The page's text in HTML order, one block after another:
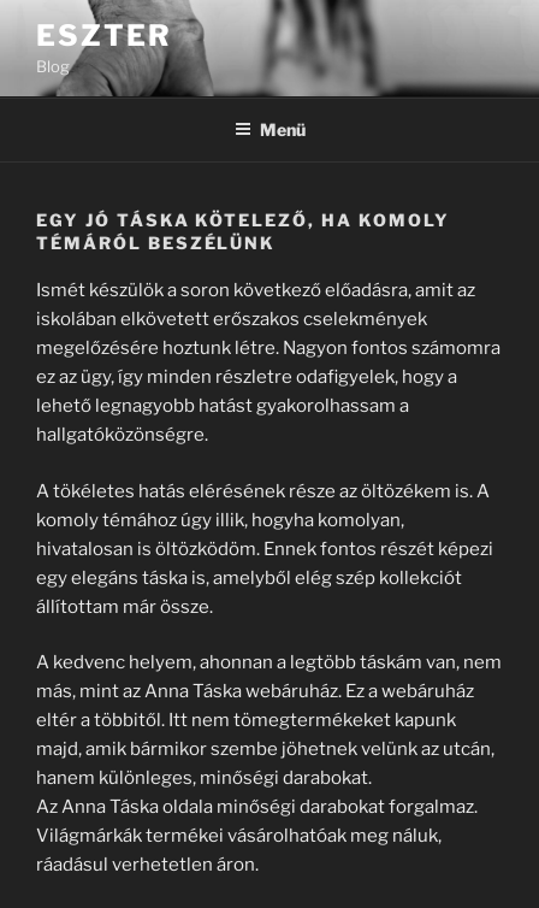
Tartalomhoz
ESZTER
Blog
Menü
EGY JÓ TÁSKA KÖTELEZŐ, HA KOMOLY
TÉMÁRÓL BESZÉLÜNK
Ismét készülök a soron következő előadásra, amit az
iskolában elkövetett erőszakos cselekmények
megelőzésére hoztunk létre. Nagyon fontos számomra
ez az ügy, így minden részletre odafigyelek, hogy a
lehető legnagyobb hatást gyakorolhassam a
hallgatóközönségre.
A tökéletes hatás elérésének része az öltözékem is. A
komoly témához úgy illik, hogyha komolyan,
hivatalosan is öltözködöm. Ennek fontos részét képezi
egy elegáns táska is, amelyből elég szép kollekciót
állítottam már össze.
A kedvenc helyem, ahonnan a legtöbb táskám van, nem
más, mint az Anna Táska webáruház. Ez a webáruház
eltér a többitől. Itt nem tömegtermékeket kapunk
majd, amik bármikor szembe jöhetnek velünk az utcán,
hanem különleges, minőségi darabokat.
Az Anna Táska oldala minőségi darabokat forgalmaz.
Világmárkák termékei vásárolhatóak meg náluk,
ráadásul verhetetlen áron.